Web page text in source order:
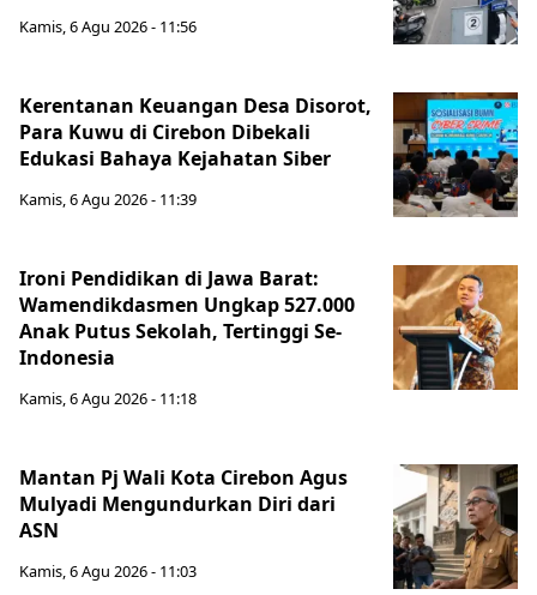
Kamis, 6 Agu 2026 - 11:56
Kerentanan Keuangan Desa Disorot,
Para Kuwu di Cirebon Dibekali
Edukasi Bahaya Kejahatan Siber
Kamis, 6 Agu 2026 - 11:39
Ironi Pendidikan di Jawa Barat:
Wamendikdasmen Ungkap 527.000
Anak Putus Sekolah, Tertinggi Se-
Indonesia
Kamis, 6 Agu 2026 - 11:18
Mantan Pj Wali Kota Cirebon Agus
Mulyadi Mengundurkan Diri dari
ASN
Kamis, 6 Agu 2026 - 11:03